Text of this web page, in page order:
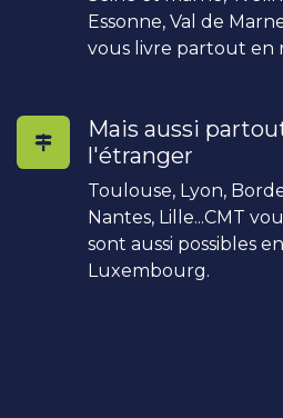
Essonne, Val de
vous livre partout en
Mais aussi
l'étranger
Toulouse, Lyon,
Nantes, Lille...CMT
sont aussi possibles
Luxembourg.